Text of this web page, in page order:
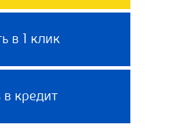
в 1 клик
в кредит